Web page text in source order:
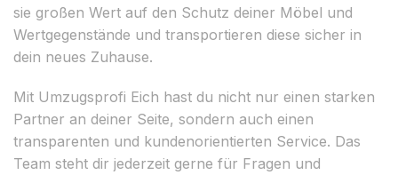
sie großen Wert auf den Schutz deiner Möbel und
Wertgegenstände und transportieren diese sicher in
dein neues Zuhause.
Mit Umzugsprofi Eich hast du nicht nur einen starken
Partner an deiner Seite, sondern auch einen
transparenten und kundenorientierten Service. Das
Team steht dir jederzeit gerne für Fragen und